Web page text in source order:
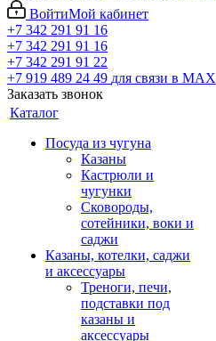
ВойтиМой кабинет
+7 342 291 91 16
+7 342 291 91 16
+7 342 291 91 22
+7 919 489 24 49 для связи в МАХ
Заказать звонок
Каталог
Посуда из чугуна
Казаны
Кастрюли и
чугунки
Сковороды,
сотейники, воки и
саджи
Казаны, котелки, саджи
и аксессуары
Треноги, печи,
подставки под
казаны и
аксессуары